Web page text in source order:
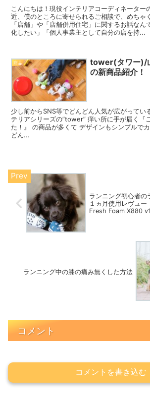
こんにちは！現役インテリアコーディネーター
近、僕のところに寄せられるご相談で、めちゃ
「店舗」や「店舗併用住宅」に関するお話なん
化したい」「個人事業主として自分の店を持...
商品
tower(タワー)/
の新商品紹介！
少し前からSNS等でどんどん人気が広がってい
テリアシリーズの”tower” 痒い所に手が届く『
た！』 の商品が多くて デザインもシンプルで
どん...
ランニング初心者の
１ヵ月使用レヴュー
Fresh Foam X880
ランニング中の膝の痛み無くした方法
コメント
コメントを書き込む